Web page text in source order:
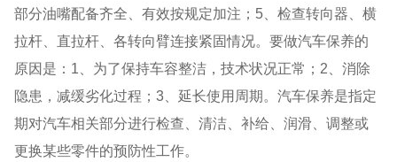
部分油嘴配备齐全、有效按规定加注；5、检查转向器、横
拉杆、直拉杆、各转向臂连接紧固情况。要做汽车保养的
原因是：1、为了保持车容整洁，技术状况正常；2、消除
隐患，减缓劣化过程；3、延长使用周期。汽车保养是指定
期对汽车相关部分进行检查、清洁、补给、润滑、调整或
更换某些零件的预防性工作。